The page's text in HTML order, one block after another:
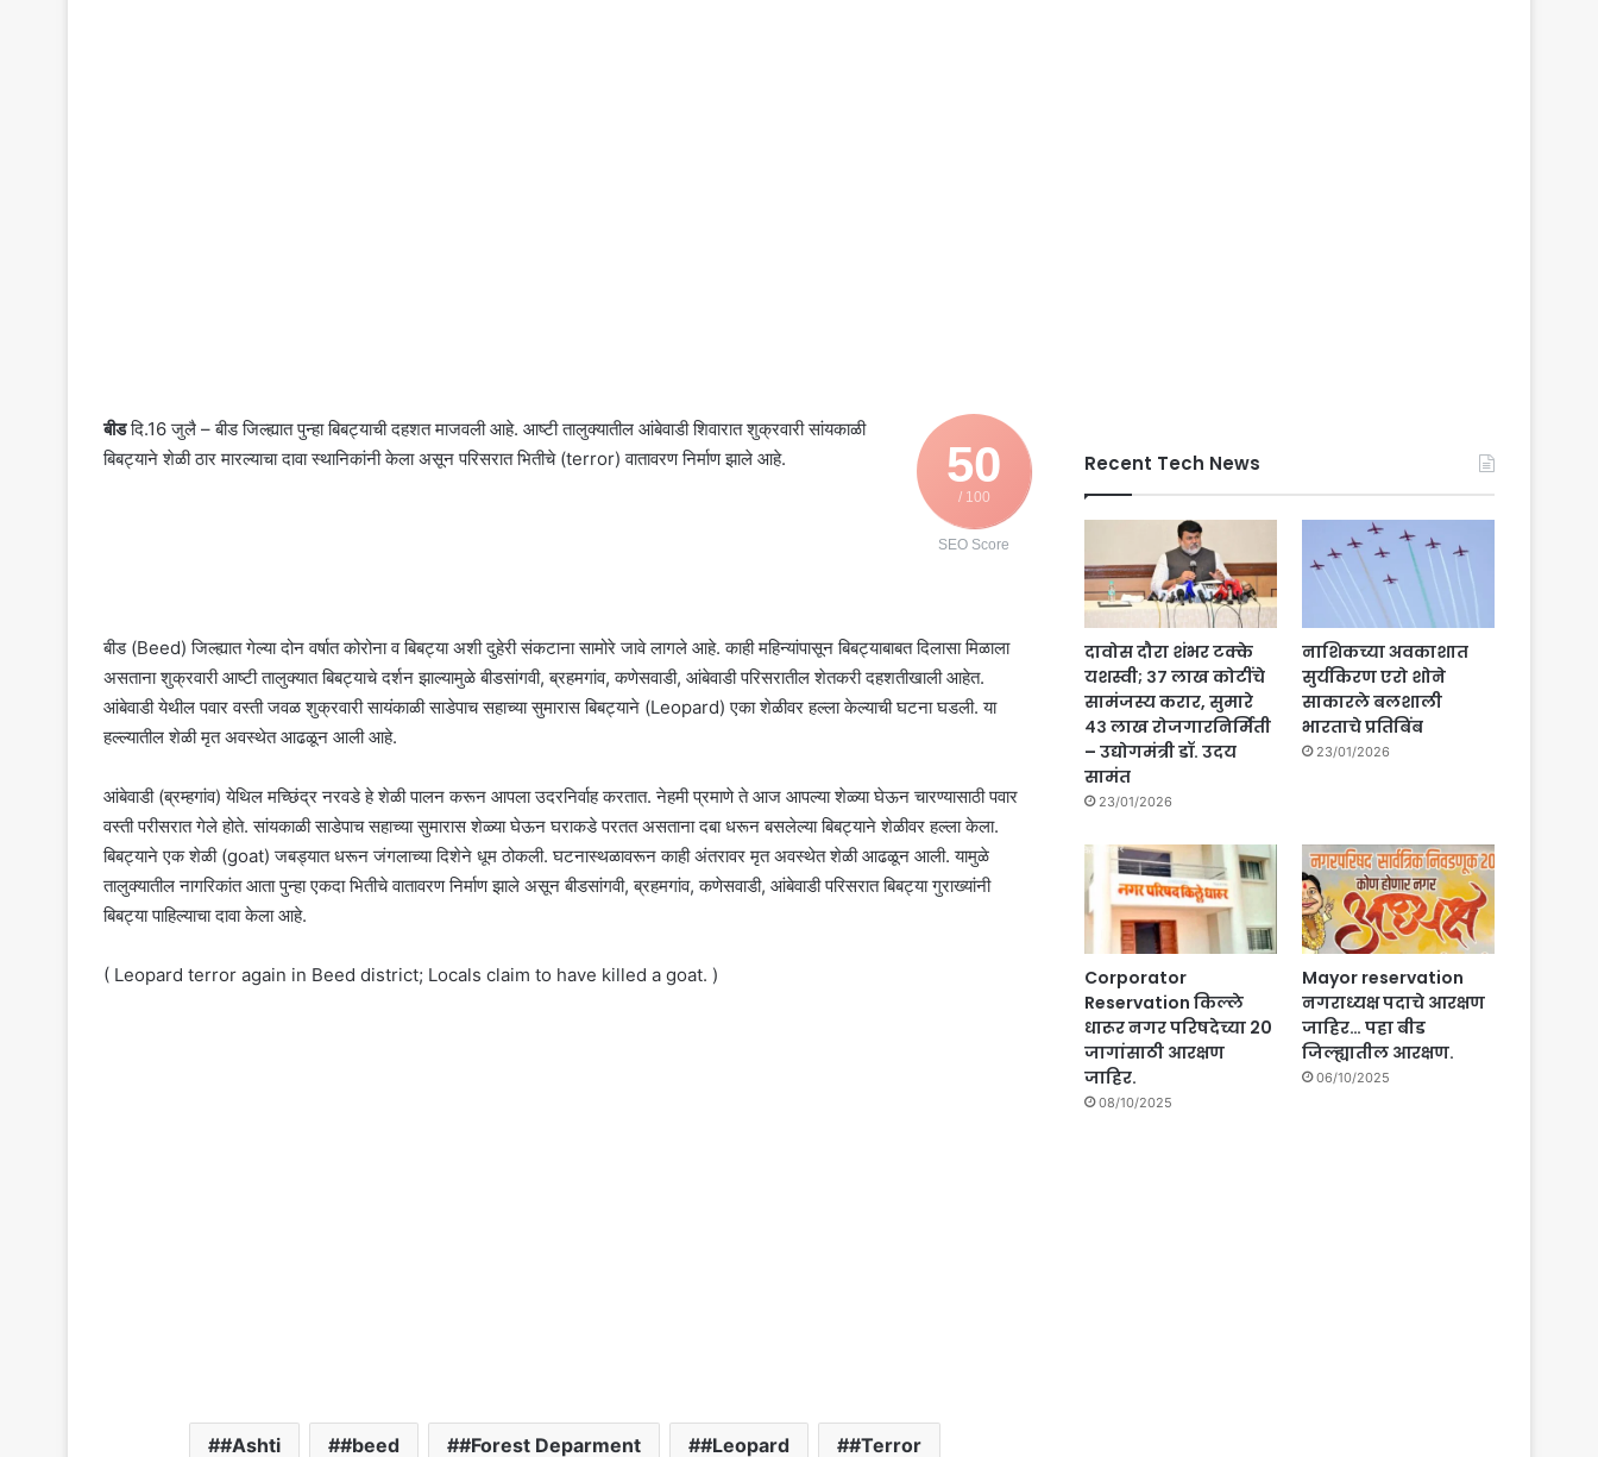
50
/ 100
SEO Score
बीडदि.16 जुलै – बीड जिल्ह्यात पुन्हा बिबट्याची दहशत माजवली आहे. आष्टी तालुक्यातील आंबेवाडी शिवारात शुक्रवारी सांयकाळी
बिबट्याने शेळी ठार मारल्याचा दावा स्थानिकांनी केला असून परिसरात भितीचे (terror) वातावरण निर्माण झाले आहे.
बीड (Beed) जिल्ह्यात गेल्या दोन वर्षात कोरोना व बिबट्या अशी दुहेरी संकटाना सामोरे जावे लागले आहे. काही महिन्यांपासून बिबट्याबाबत दिलासा मिळाला
असताना शुक्रवारी आष्टी तालुक्यात बिबट्याचे दर्शन झाल्यामुळे बीडसांगवी, ब्रहमगांव, कणेसवाडी, आंबेवाडी परिसरातील शेतकरी दहशतीखाली आहेत.
आंबेवाडी येथील पवार वस्ती जवळ शुक्रवारी सायंकाळी साडेपाच सहाच्या सुमारास बिबट्याने (Leopard) एका शेळीवर हल्ला केल्याची घटना घडली. या
हल्ल्यातील शेळी मृत अवस्थेत आढळून आली आहे.
आंबेवाडी (ब्रम्हगांव) येथिल मच्छिंद्र नरवडे हे शेळी पालन करून आपला उदरनिर्वाह करतात. नेहमी प्रमाणे ते आज आपल्या शेळ्या घेऊन चारण्यासाठी पवार
वस्ती परीसरात गेले होते. सांयकाळी साडेपाच सहाच्या सुमारास शेळ्या घेऊन घराकडे परतत असताना दबा धरून बसलेल्या बिबट्याने शेळीवर हल्ला केला.
बिबट्याने एक शेळी (goat) जबड्यात धरून जंगलाच्या दिशेने धूम ठोकली. घटनास्थळावरून काही अंतरावर मृत अवस्थेत शेळी आढळून आली. यामुळे
तालुक्यातील नागरिकांत आता पुन्हा एकदा भितीचे वातावरण निर्माण झाले असून बीडसांगवी, ब्रहमगांव, कणेसवाडी, आंबेवाडी परिसरात बिबट्या गुराख्यांनी
बिबट्या पाहिल्याचा दावा केला आहे.
( Leopard terror again in Beed district; Locals claim to have killed a goat. )
#Ashti #beed #Forest Deparment #Leopard #Terror
Recent Tech News
दावोस दौरा शंभर टक्के
यशस्वी; ३७ लाख कोटींचे
सामंजस्य करार, सुमारे
४३ लाख रोजगारनिर्मिती
– उद्योगमंत्री डॉ. उदय
सामंत
23/01/2026
नाशिकच्या अवकाशात
सुर्यकिरण एरो शोने
साकारले बलशाली
भारताचे प्रतिबिंब
23/01/2026
Corporator
Reservation किल्ले
धारूर नगर परिषदेच्या 20
जागांसाठी आरक्षण
जाहिर.
08/10/2025
Mayor reservation
नगराध्यक्ष पदाचे आरक्षण
जाहिर… पहा बीड
जिल्ह्यातील आरक्षण.
06/10/2025